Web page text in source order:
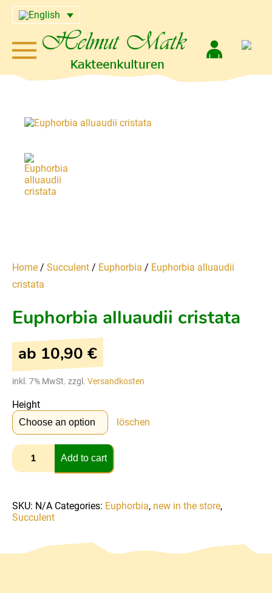
Home / Succulent / Euphorbia / Euphorbia alluaudii
cristata
Euphorbia alluaudii cristata
ab 10,90 €
inkl. 7% MwSt. zzgl. Versandkosten
Height
löschen
Add to cart
SKU: N/A Categories: Euphorbia, new in the store,
Succulent